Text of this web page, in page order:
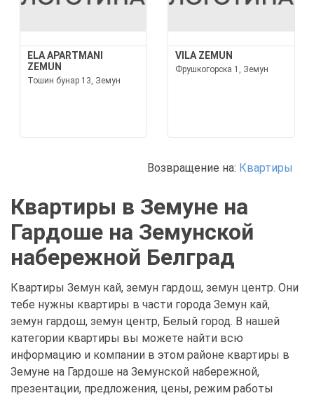
ELA APARTMANI
ZEMUN
Тошин бунар 13, Земун
VILA ZEMUN
Фрушкогорска 1, Земун
Возвращение на: Квартиры
Квартиры в Земуне на
Гардоше на Земунской
набережной Белград
Квартиры Земун кай, земун гардош, земун центр. Они
тебе нужны квартиры в части города Земун кай,
земун гардош, земун центр, Белый город. В нашей
категории квартиры вы можете найти всю
информацию и компании в этом районе квартиры в
Земуне на Гардоше на Земунской набережной,
презентации, предложения, цены, режим работы